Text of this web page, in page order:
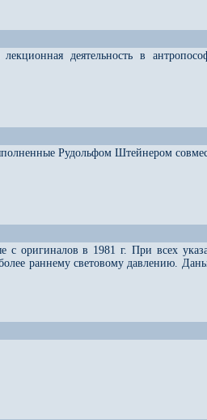
деятельность в
Рудольфом Штейнером
с оригиналов в 1981 г. При всех
раннему световому давлению.